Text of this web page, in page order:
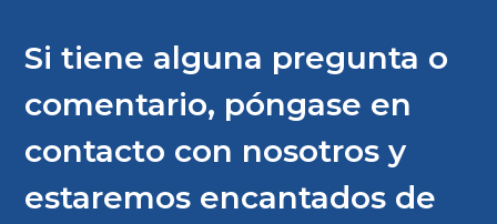
Si tiene alguna pregunta o
comentario, póngase en
contacto con nosotros y
estaremos encantados de